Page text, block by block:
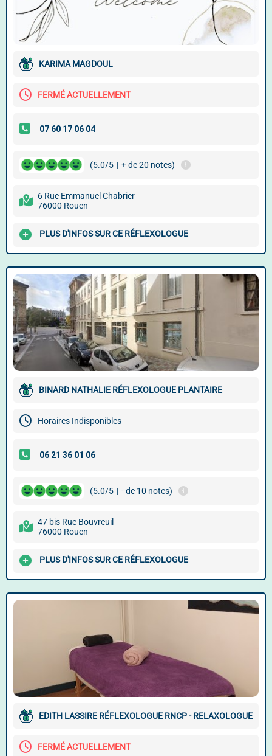
KARIMA MAGDOUL
FERMÉ ACTUELLEMENT
(5.0/5 | + de 20 notes)
6 Rue Emmanuel Chabrier
76000 Rouen
PLUS D'INFOS SUR CE RÉFLEXOLOGUE
BINARD NATHALIE RÉFLEXOLOGUE PLANTAIRE
Horaires Indisponibles
(5.0/5 | - de 10 notes)
47 bis Rue Bouvreuil
76000 Rouen
PLUS D'INFOS SUR CE RÉFLEXOLOGUE
EDITH LASSIRE RÉFLEXOLOGUE RNCP - RELAXOLOGUE
FERMÉ ACTUELLEMENT